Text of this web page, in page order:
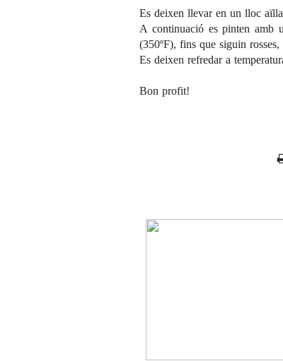
Es deixen llevar en un lloc
A continuació es pinten amb
(350ºF), fins que siguin
Es deixen refredar a
Bon profit!